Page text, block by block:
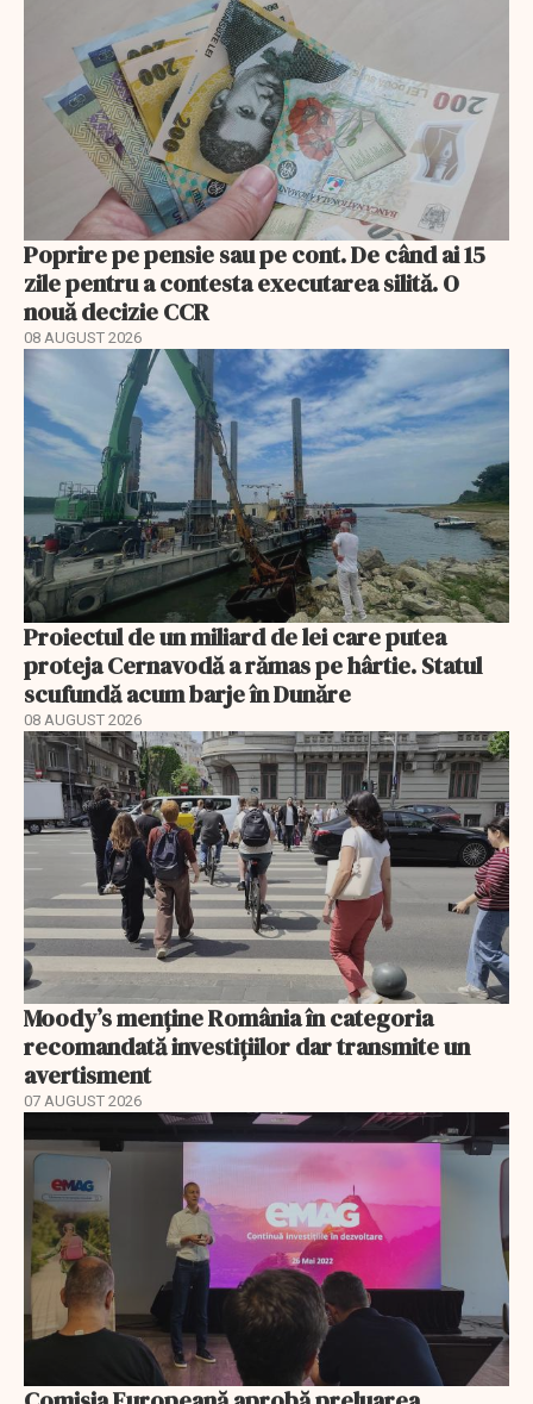
Poprire pe pensie sau pe cont. De când ai 15
zile pentru a contesta executarea silită. O
nouă decizie CCR
08 AUGUST 2026
Proiectul de un miliard de lei care putea
proteja Cernavodă a rămas pe hârtie. Statul
scufundă acum barje în Dunăre
08 AUGUST 2026
Moody’s menține România în categoria
recomandată investițiilor dar transmite un
avertisment
07 AUGUST 2026